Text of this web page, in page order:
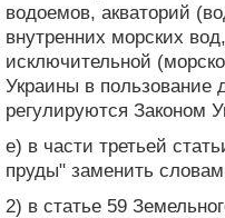
водоемов, акваторий
внутренних морских
исключительной
Украины в пользование
регулируются Законом
е) в части третьей
пруды" заменить
2) в статье 59